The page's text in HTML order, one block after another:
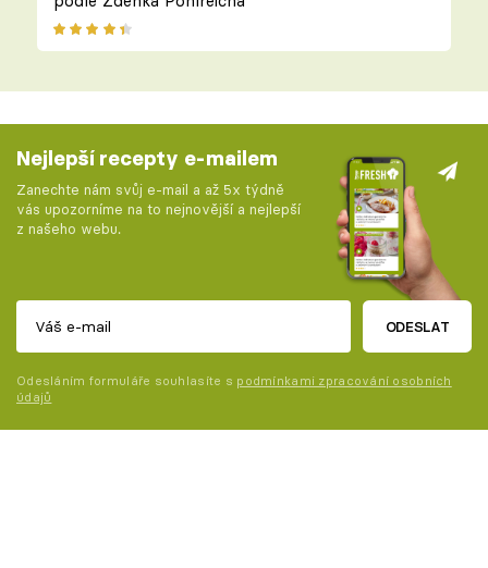
Nejlepší recepty e-mailem
Zanechte nám svůj e-mail a až 5x týdně
vás upozorníme na to nejnovější a nejlepší
z našeho webu.
ODESLAT
Odesláním formuláře souhlasíte s podmínkami zpracování osobních
údajů